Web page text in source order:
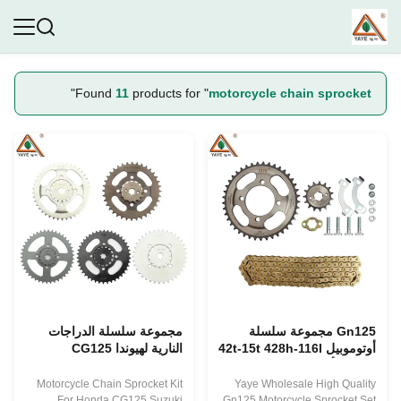
Found 11 products for "motorcycle chain sprocket
"
Gn125 مجموعة سلسلة
أوتوموبيل 42t-15t 428h-116l
Yaye Wholesale High Quality
مجموعة سلسلة الدراجات
النارية لهيوندا CG125
ZJ125 CD70
Motorcycle Chain Sprocket Kit